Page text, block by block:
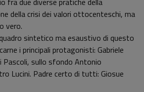
della crisi dei valori ottocenteschi, ma
vero.
sintetico ma esaustivo di questo
i principali protagonisti: Gabriele
Pascoli, sullo sfondo Antonio
Lucini. Padre certo di tutti: Giosue